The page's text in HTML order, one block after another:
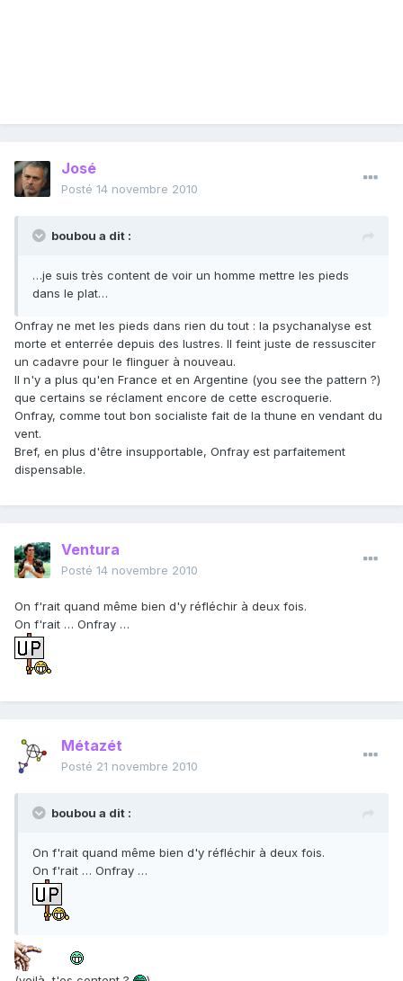
José
Posté 14 novembre 2010
boubou a dit :
…je suis très content de voir un homme mettre les pieds
dans le plat…
Onfray ne met les pieds dans rien du tout : la psychanalyse est
morte et enterrée depuis des lustres. Il feint juste de ressusciter
un cadavre pour le flinguer à nouveau.
Il n'y a plus qu'en France et en Argentine (you see the pattern ?)
que certains se réclament encore de cette escroquerie.
Onfray, comme tout bon socialiste fait de la thune en vendant du
vent.
Bref, en plus d'être insupportable, Onfray est parfaitement
dispensable.
Ventura
Posté 14 novembre 2010
On f'rait quand même bien d'y réfléchir à deux fois.
On f'rait … Onfray …
Métazét
Posté 21 novembre 2010
boubou a dit :
On f'rait quand même bien d'y réfléchir à deux fois.
On f'rait … Onfray …